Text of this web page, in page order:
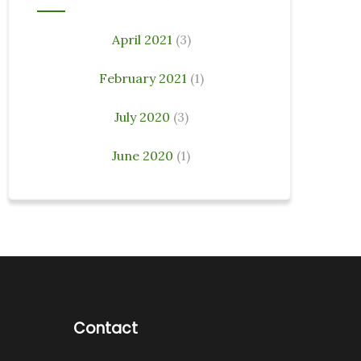
April 2021 (3)
February 2021 (1)
July 2020 (3)
June 2020 (1)
Contact